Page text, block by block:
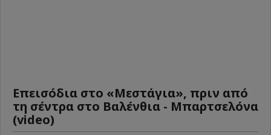
Επεισόδια στο «Μεστάγια», πριν από
τη σέντρα στο Βαλένθια - Μπαρτσελόνα
(video)